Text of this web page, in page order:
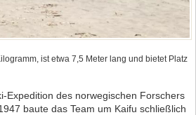
ist etwa 7,5 Meter lang und bietet Platz
Expedition des norwegischen Forschers
baute das Team um Kaifu schließlich